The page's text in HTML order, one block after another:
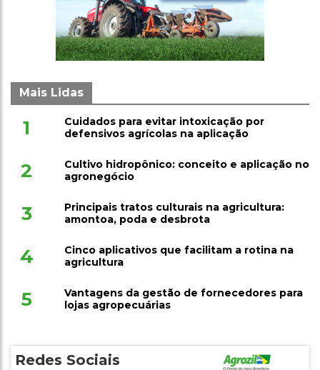
Mais Lidas
1
Cuidados para evitar intoxicação por
defensivos agrícolas na aplicação
2
Cultivo hidropônico: conceito e aplicação no
agronegócio
3
Principais tratos culturais na agricultura:
amontoa, poda e desbrota
4
Cinco aplicativos que facilitam a rotina na
agricultura
5
Vantagens da gestão de fornecedores para
lojas agropecuárias
Redes Sociais